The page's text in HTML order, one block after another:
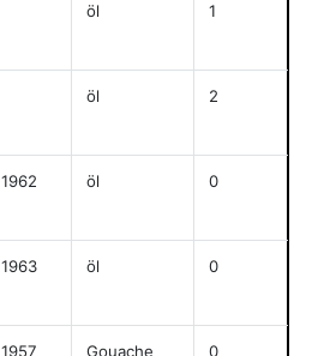
öl 1
öl 2
1962 öl 0
1963 öl 0
1957 Gouache 0